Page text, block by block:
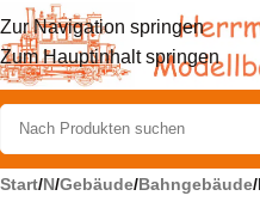
Zur Navigation springen
Zum Hauptinhalt springen
Start/N/Gebäude/Bahngebäude/